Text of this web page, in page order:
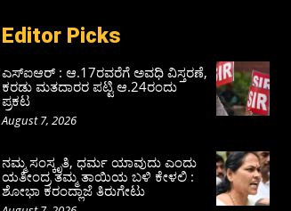
Editor Picks
ಎಸ್‌ಐಆರ್‌ : ಆ.17ರವರೆಗೆ ಅವಧಿ ವಿಸ್ತರಣೆ,
ಕರಡು ಮತದಾರರ ಪಟ್ಟಿ ಆ.24ರಂದು
ಪ್ರಕಟ
August 7, 2026
ನಮ್ಮ ಸಂಸ್ಕೃತಿ, ಧರ್ಮ ಯಾವುದು ಎಂದು
ಯತೀಂದ್ರ ತಮ್ಮ ತಾಯಿಯ ಬಳಿ ಕೇಳಲಿ :
ಶೋಭಾ ಕರಂದ್ಲಾಜೆ ತಿರುಗೇಟು